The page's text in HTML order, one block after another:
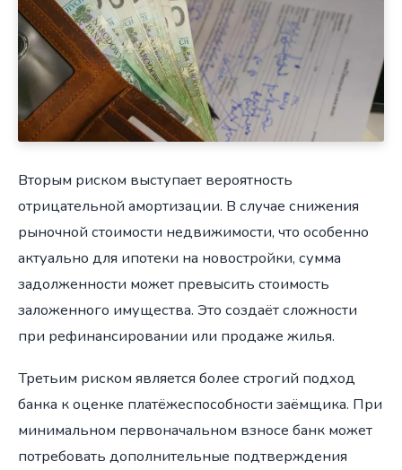
Вторым риском выступает вероятность
отрицательной амортизации. В случае снижения
рыночной стоимости недвижимости, что особенно
актуально для ипотеки на новостройки, сумма
задолженности может превысить стоимость
заложенного имущества. Это создаёт сложности
при рефинансировании или продаже жилья.
Третьим риском является более строгий подход
банка к оценке платёжеспособности заёмщика. При
минимальном первоначальном взносе банк может
потребовать дополнительные подтверждения